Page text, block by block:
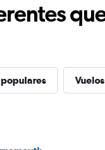
populares